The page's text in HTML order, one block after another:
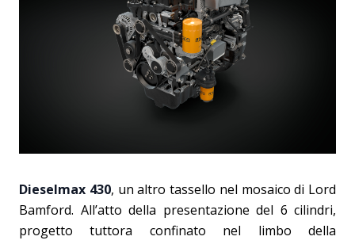
Dieselmax 430, un altro tassello nel mosaico di Lord
Bamford. All’atto della presentazione del 6 cilindri,
progetto tuttora confinato nel limbo della